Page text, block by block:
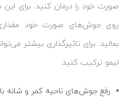
صورت خود را درمان کنید. برای این
روی جوش‌های صورت خود
بمالید. برای تاثیرگذاری بیشتر
لیمو ترکیب کنید.
رفع جوش‌های ناحیه کمر و